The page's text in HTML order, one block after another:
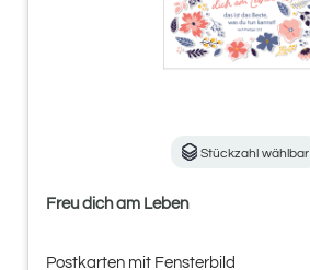
Stückzahl wählbar
Freu dich am Leben
Postkarten mit Fensterbild